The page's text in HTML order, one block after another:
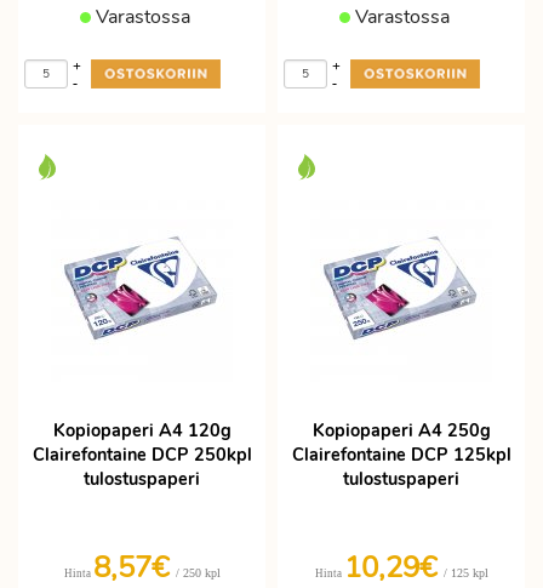
Varastossa
-
+
Varastossa
-
+
Kopiopaperi A4 120g
Clairefontaine DCP 250kpl
tulostuspaperi
Hinta 8,57€ / 250 kpl
Kopiopaperi A4 250g
Clairefontaine DCP 125kpl
tulostuspaperi
Hinta 10,29€ / 125 kpl